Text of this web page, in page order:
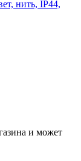
и может